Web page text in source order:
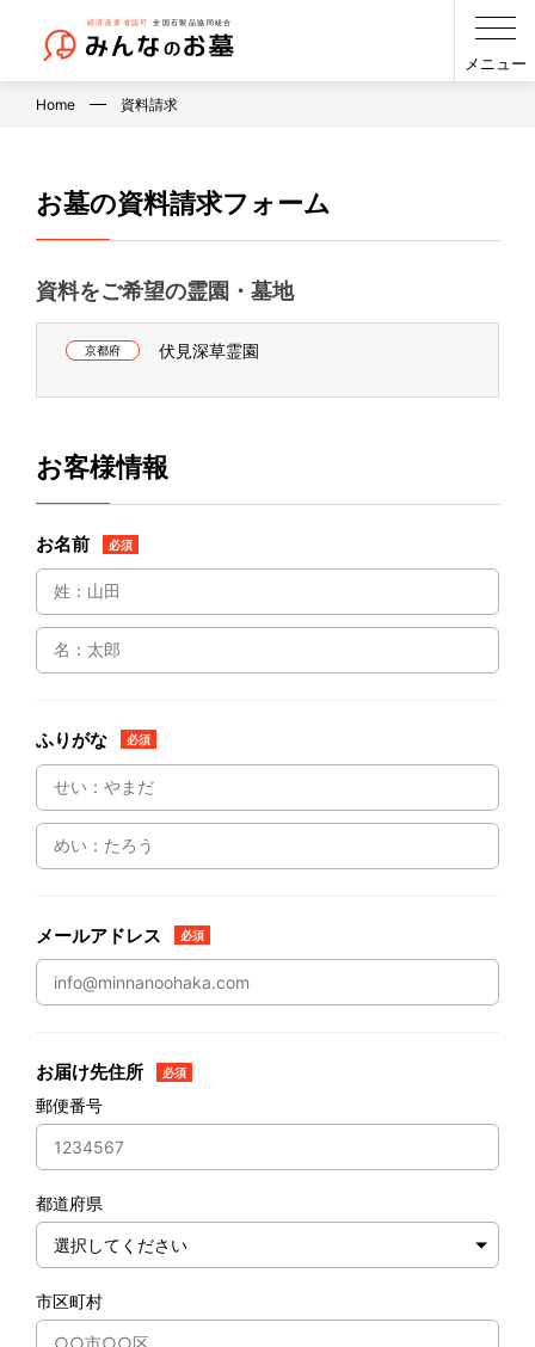
メニュー
Home 資料請求
お墓の資料請求フォーム
資料をご希望の霊園・墓地
京都府 伏見深草霊園
お客様情報
お名前 必須
ふりがな 必須
メールアドレス 必須
お届け先住所 必須
郵便番号
都道府県
市区町村